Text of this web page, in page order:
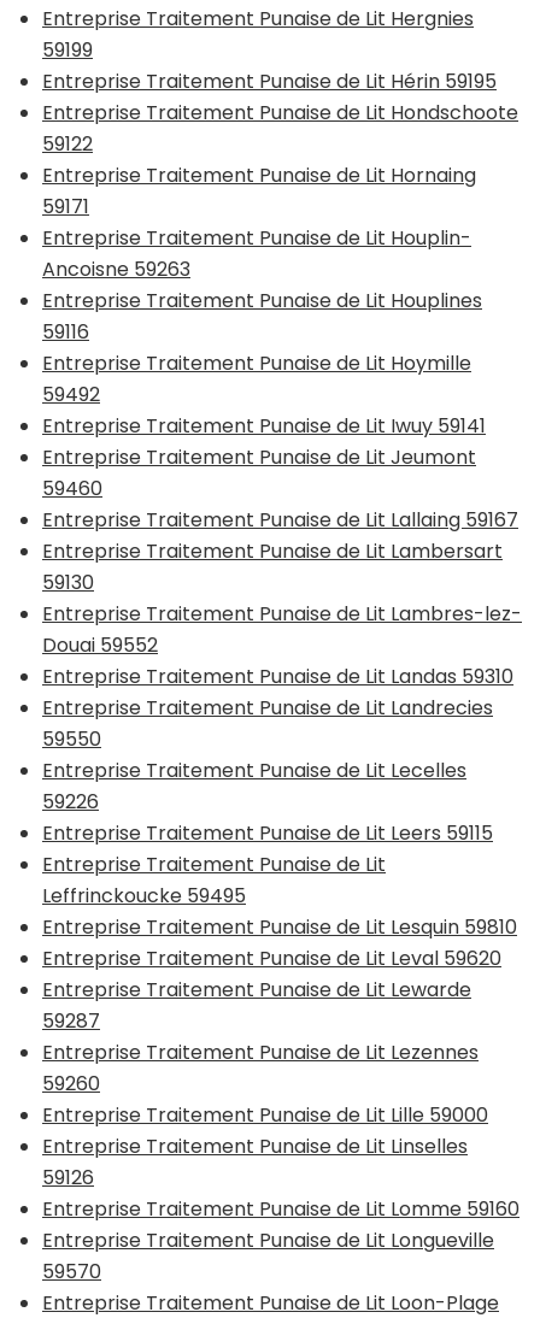
Entreprise Traitement Punaise de Lit Hergnies
59199
Entreprise Traitement Punaise de Lit Hérin 59195
Entreprise Traitement Punaise de Lit Hondschoote
59122
Entreprise Traitement Punaise de Lit Hornaing
59171
Entreprise Traitement Punaise de Lit Houplin-
Ancoisne 59263
Entreprise Traitement Punaise de Lit Houplines
59116
Entreprise Traitement Punaise de Lit Hoymille
59492
Entreprise Traitement Punaise de Lit Iwuy 59141
Entreprise Traitement Punaise de Lit Jeumont
59460
Entreprise Traitement Punaise de Lit Lallaing 59167
Entreprise Traitement Punaise de Lit Lambersart
59130
Entreprise Traitement Punaise de Lit Lambres-lez-
Douai 59552
Entreprise Traitement Punaise de Lit Landas 59310
Entreprise Traitement Punaise de Lit Landrecies
59550
Entreprise Traitement Punaise de Lit Lecelles
59226
Entreprise Traitement Punaise de Lit Leers 59115
Entreprise Traitement Punaise de Lit
Leffrinckoucke 59495
Entreprise Traitement Punaise de Lit Lesquin 59810
Entreprise Traitement Punaise de Lit Leval 59620
Entreprise Traitement Punaise de Lit Lewarde
59287
Entreprise Traitement Punaise de Lit Lezennes
59260
Entreprise Traitement Punaise de Lit Lille 59000
Entreprise Traitement Punaise de Lit Linselles
59126
Entreprise Traitement Punaise de Lit Lomme 59160
Entreprise Traitement Punaise de Lit Longueville
59570
Entreprise Traitement Punaise de Lit Loon-Plage